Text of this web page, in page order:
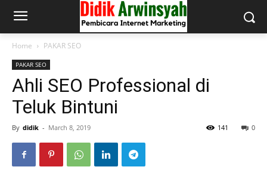
Home PAKAR SEO
PAKAR SEO
Ahli SEO Professional di
Teluk Bintuni
By didik - March 8, 2019 0
141